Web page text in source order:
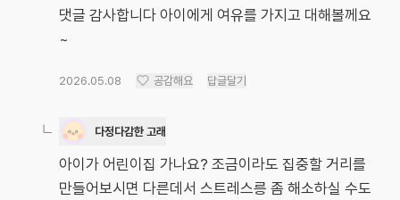
댓글 감사합니다 아이에게 여유를 가지고 대해볼께요
~
2026.05.08 공감해요 답글달기
다정다감한 고래
아이가 어린이집 가나요? 조금이라도 집중할 거리를
만들어보시면 다른데서 스트레스릉 좀 해소하실 수도